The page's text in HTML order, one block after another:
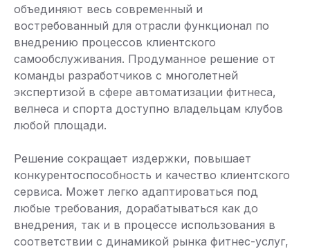
объединяют весь современный и
востребованный для отрасли функционал по
внедрению процессов клиентского
самообслуживания. Продуманное решение от
команды разработчиков с многолетней
экспертизой в сфере автоматизации фитнеса,
велнеса и спорта доступно владельцам клубов
любой площади.
Решение сокращает издержки, повышает
конкурентоспособность и качество клиентского
сервиса. Может легко адаптироваться под
любые требования, дорабатываться как до
внедрения, так и в процессе использования в
соответствии с динамикой рынка фитнес-услуг,